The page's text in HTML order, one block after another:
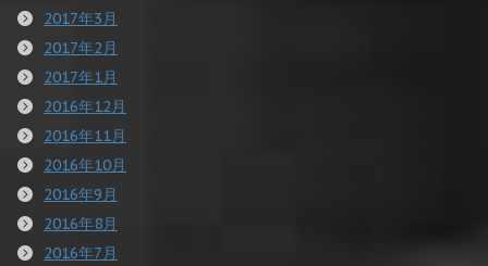
2017年3月
2017年2月
2017年1月
2016年12月
2016年11月
2016年10月
2016年9月
2016年8月
2016年7月